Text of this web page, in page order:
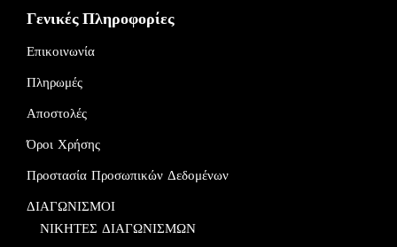
Γενικές Πληροφορίες
Επικοινωνία
Πληρωμές
Αποστολές
Όροι Χρήσης
Προστασία Προσωπικών Δεδομένων
ΔΙΑΓΩΝΙΣΜΟΙ
ΝΙΚΗΤΕΣ ΔΙΑΓΩΝΙΣΜΩΝ